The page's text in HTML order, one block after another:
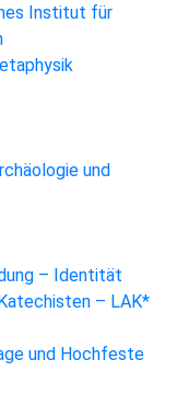
Institut für
und
– Identität
– LAK*
und Hochfeste